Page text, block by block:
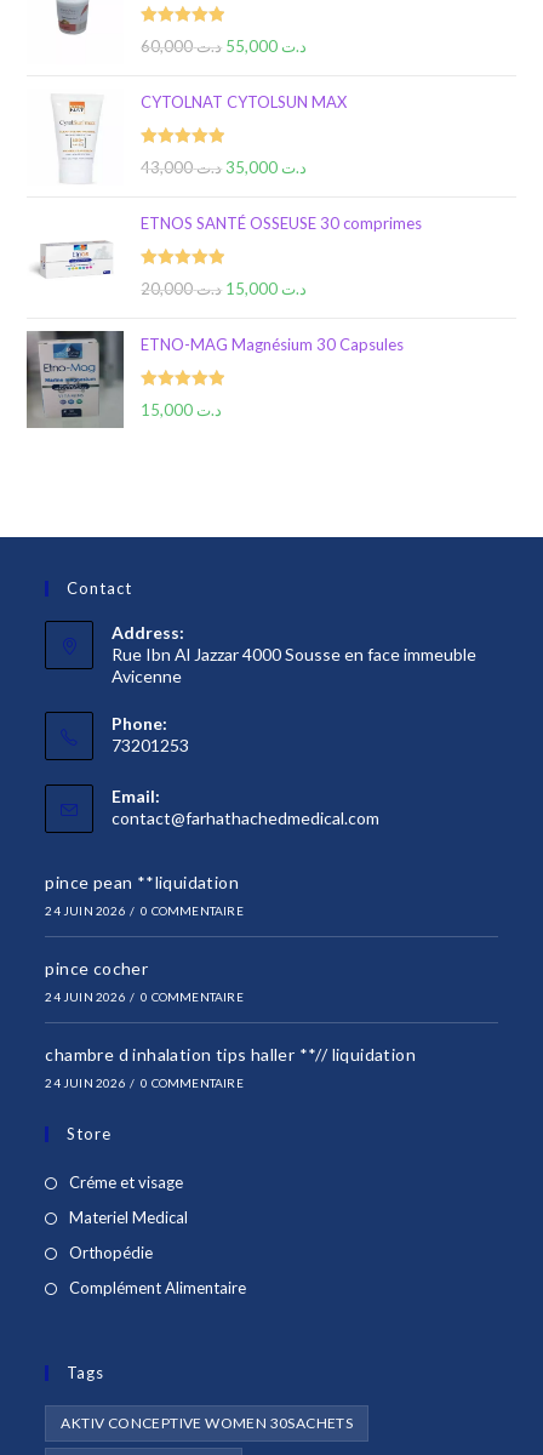
Rated5.00د.ت60,000 د.ت
CYTOLNAT CYTOLSUN MAX
Rated5.00د.ت43,000 د.ت
ETNOS SANTÉ OSSEUSE 30 comprimes
Rated5.00د.ت20,000 د.ت
ETNO-MAG Magnésium 30 Capsules
Rated5.00د.ت
Contact
Address:
Rue Ibn Al Jazzar 4000 Sousse en face immeuble
Avicenne
Phone:
73201253
Email:
contact@farhathachedmedical.com
pince pean **liquidation
24 JUIN 2026 / 0 COMMENTAIRE
pince cocher
24 JUIN 2026 / 0 COMMENTAIRE
chambre d inhalation tips haller **// liquidation
24 JUIN 2026 / 0 COMMENTAIRE
Store
Créme et visageS’ouvre
dans
Materiel Medical
OrthopédieS’ouvre
dans
Complément AlimentaireS’ouvre
onglet
Tags
AKTIV CONCEPTIVE WOMEN 30SACHETS